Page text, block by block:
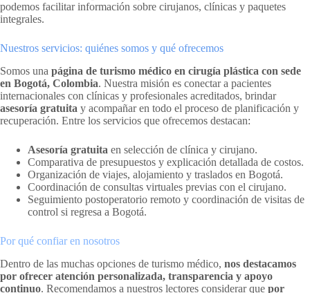
podemos facilitar información sobre cirujanos, clínicas y paquetes
integrales.
Nuestros servicios: quiénes somos y qué ofrecemos
Somos una página de turismo médico en cirugía plástica con sede
en Bogotá, Colombia. Nuestra misión es conectar a pacientes
internacionales con clínicas y profesionales acreditados, brindar
asesoría gratuita y acompañar en todo el proceso de planificación y
recuperación. Entre los servicios que ofrecemos destacan:
Asesoría gratuita en selección de clínica y cirujano.
Comparativa de presupuestos y explicación detallada de costos.
Organización de viajes, alojamiento y traslados en Bogotá.
Coordinación de consultas virtuales previas con el cirujano.
Seguimiento postoperatorio remoto y coordinación de visitas de
control si regresa a Bogotá.
Por qué confiar en nosotros
Dentro de las muchas opciones de turismo médico, nos destacamos
por ofrecer atención personalizada, transparencia y apoyo
continuo. Recomendamos a nuestros lectores considerar que por